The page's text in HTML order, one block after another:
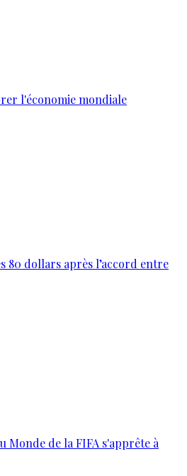
l'économie mondiale
80 dollars après l’accord entre
Monde de la FIFA s'apprête à